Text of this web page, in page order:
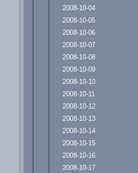
2008-10-04
2008-10-05
2008-10-06
2008-10-07
2008-10-08
2008-10-09
2008-10-10
2008-10-11
2008-10-12
2008-10-13
2008-10-14
2008-10-15
2008-10-16
2008-10-17